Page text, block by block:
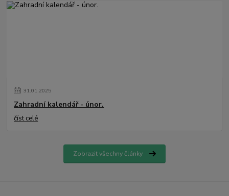
31.01.2025
Zahradní kalendář - únor.
číst celé
Zobrazit všechny články